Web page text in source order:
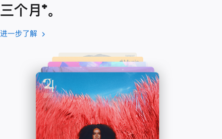
三个月脚
注
⁺。
进一步了解 进
了
解
-
Apple
Music
(在
口
中
打
开)